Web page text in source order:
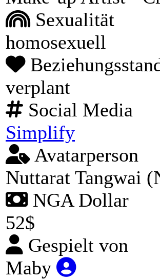
Sexualität
homosexuell
verplant
Social Media
Simplify
Avatarperson
Nuttarat Tangwai
NGA Dollar
52$
Gespielt von
Maby